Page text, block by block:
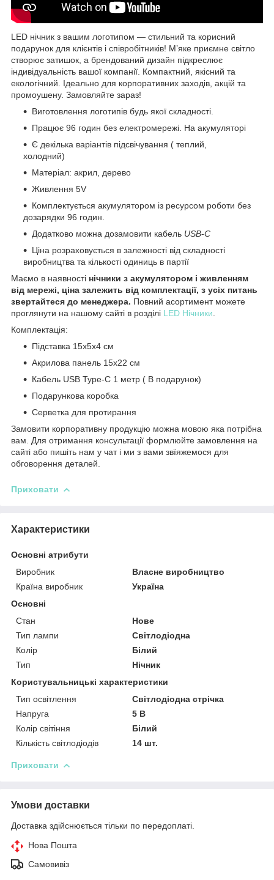
LED нічник з вашим логотипом — стильний та корисний
подарунок для клієнтів і співробітників! М’яке приємне світло
створює затишок, а брендований дизайн підкреслює
індивідуальність вашої компанії. Компактний, якісний та
екологічний. Ідеально для корпоративних заходів, акцій та
промоушену. Замовляйте зараз!
Виготовлення логотипів будь якої складності.
Працює 96 годин без електромережі. На акумуляторі
Є декілька варіантів підсвічування ( теплий,
холодний)
Матеріал: акрил, дерево
Живлення 5V
Комплектується акумулятором із ресурсом роботи без
дозарядки 96 годин.
Додатково можна дозамовити кабель USB-C
Ціна розраховується в залежності від складності
виробництва та кількості одиниць в партії
Маємо в наявності нічники з акумулятором і живленням
від мережі, ціна залежить від комплектації, з усіх питань
звертайтеся до менеджера. Повний асортимент можете
проглянути на нашому сайті в розділі LED Нічники
Комплектація:
Підставка 15х5х4 см
Акрилова панель 15х22 см
Кабель USB Type-C 1 метр ( В подарунок)
Подарункова коробка
Серветка для протирання
Замовити корпоративну продукцію можна мовою яка потрібна
вам. Для отримання консультації формлюйте замовлення на
сайті або пишіть нам у чат і ми з вами звїяжемося для
обговорення деталей.
Приховати
Характеристики
Основні атрибути
Виробник
Власне виробництво
Країна виробник
Україна
Основні
Стан
Нове
Тип лампи
Світлодіодна
Колір
Білий
Тип
Нічник
Користувальницькі характеристики
Тип освітлення
Світлодіодна стрічка
Напруга
5 В
Колір світіння
Білий
Кількість світлодіодів
14 шт.
Приховати
Умови доставки
Доставка здійснюється тільки по передоплаті.
Нова Пошта
Самовивіз